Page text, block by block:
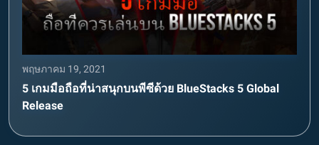
พฤษภาคม 19, 2021
5 เกมมือถือที่น่าสนุกบนพีซีด้วย BlueStacks 5 Global
Release